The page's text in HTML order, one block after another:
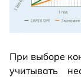
При выборе
учитывать